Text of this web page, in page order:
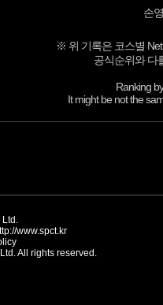
손
※ 위 기록은 코스별
공식순위와 다
Ranking
It might be not the
Ltd.
www.spct.kr
All rights reserved.